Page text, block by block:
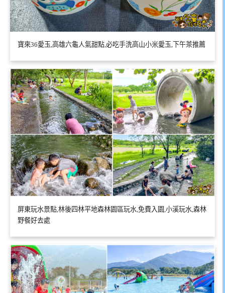
寶來36愛玉,高雄六龜人氣甜點,必吃手洗高山小米愛玉,下午茶推薦
屏東玩水景點,林後四林平地森林園區玩水,免費入園,小溪玩水,森林
野餐好去處